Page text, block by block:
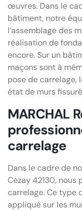
œuvres. Dans le
bâtiment, notre
l’assemblage des
réalisation de
encore. Sur un
maçons sont à
pose de carrelage,
état de murs
MARCHAL
carrelage
Dans le cadre de
Cezay 42130, nous
carrelage. Ce type
appliqué sur les